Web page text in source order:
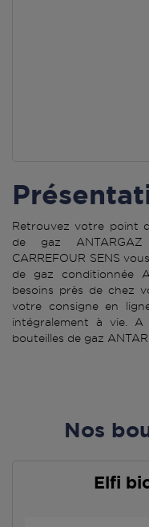
Retrouvez votre point
de gaz ANTARGAZ
CARREFOUR SENS
de gaz conditionnée
besoins près de chez
votre consigne en
intégralement à vie.
bouteilles de gaz
Nos
Elfi